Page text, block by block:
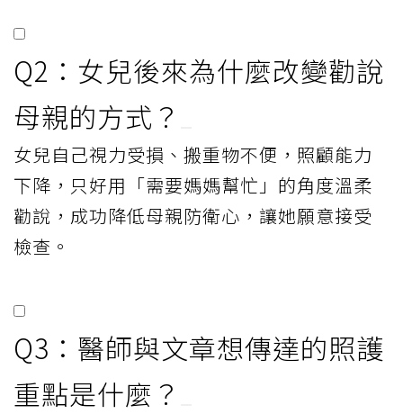
Q2：女兒後來為什麼改變勸說
母親的方式？
女兒自己視力受損、搬重物不便，照顧能力
下降，只好用「需要媽媽幫忙」的角度溫柔
勸說，成功降低母親防衛心，讓她願意接受
檢查。
Q3：醫師與文章想傳達的照護
重點是什麼？